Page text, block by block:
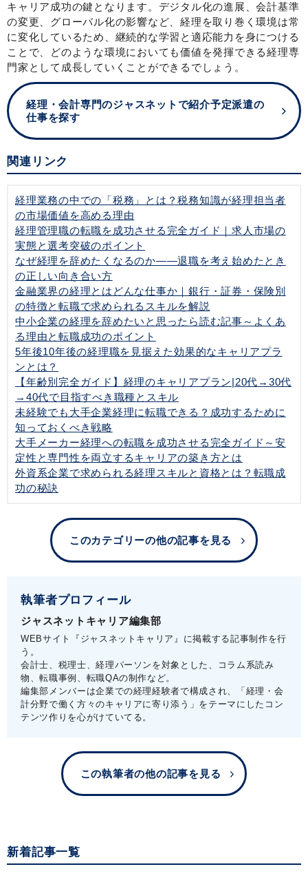
キャリア成功の鍵となります。デジタル化の進展、会計基準
の変更、グローバル化の影響など、経理を取り巻く環境は常
に変化しているため、継続的な学習と適応能力を身につける
ことで、どのような環境においても価値を発揮できる経理専
門家として成長していくことができるでしょう。
経理・会計専門のジャスネットで紹介予定派遣の
仕事を探す
関連リンク
経理業務の中での「税務」とは？税務知識が経理担当者
の市場価値を高める理由
経理管理職の転職を成功させる完全ガイド｜求人市場の
実態と選考突破のポイント
なぜ経理を辞めたくなるのか——退職を考え始めたとき
の正しい向き合い方
金融業界の経理とはどんな仕事か｜銀行・証券・保険別
の特徴と転職で求められるスキルを解説
中小企業の経理を辞めたいと思ったら読む記事～よくあ
る理由と転職成功のポイント
5年後10年後の経理職を見据えた効果的なキャリアプラ
ンとは？
【年齢別完全ガイド】経理のキャリアプラン|20代→30代
→40代で目指すべき職種とスキル
未経験でも大手企業経理に転職できる？成功するために
知っておくべき戦略
大手メーカー経理への転職を成功させる完全ガイド～安
定性と専門性を両立するキャリアの築き方とは
外資系企業で求められる経理スキルと資格とは？転職成
功の秘訣
このカテゴリーの他の記事を見る
執筆者プロフィール
ジャスネットキャリア編集部
WEBサイト『ジャスネットキャリア』に掲載する記事制作を行
う。
会計士、税理士、経理パーソンを対象とした、コラム系読み
物、転職事例、転職QAの制作など。
編集部メンバーは企業での経理経験者で構成され、「経理・会
計分野で働く方々のキャリアに寄り添う」をテーマにしたコン
テンツ作りを心がけていてる。
この執筆者の他の記事を見る
新着記事一覧